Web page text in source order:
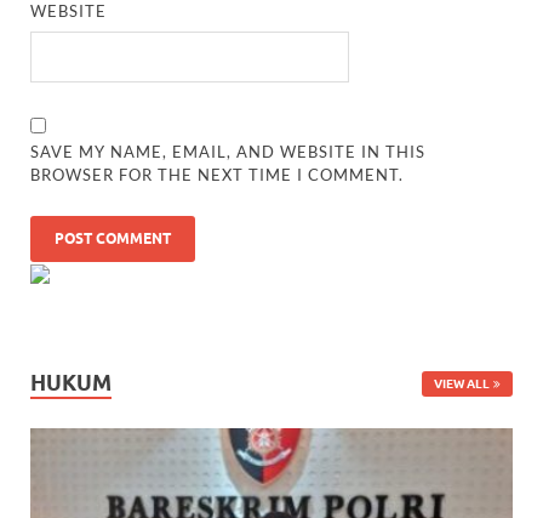
WEBSITE
SAVE MY NAME, EMAIL, AND WEBSITE IN THIS
BROWSER FOR THE NEXT TIME I COMMENT.
HUKUM VIEW ALL